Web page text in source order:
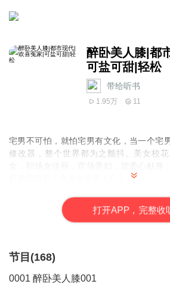
醉卧美人膝|都
可盐可甜|轻松
带给听书
1.95万 11
宅男不可怕，就怕宅男有文化，当一个宅
修改器，整个世界都为之颤抖。美女校
作者：魔语冰殇
打开APP，完整收
节目(168)
0001 醉卧美人膝001